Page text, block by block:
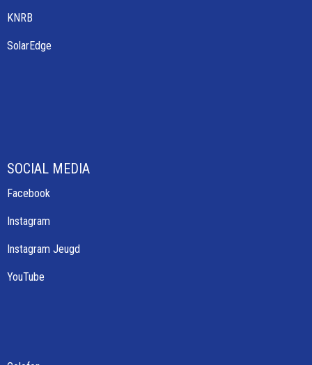
KNRB
SolarEdge
SOCIAL MEDIA
Facebook
Instagram
Instagram Jeugd
YouTube